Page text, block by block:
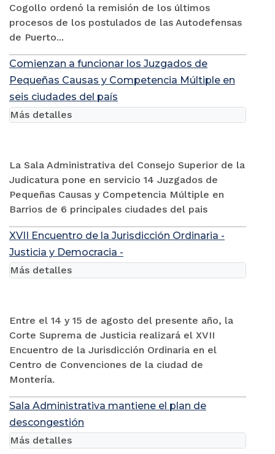
Cogollo ordenó la remisión de los últimos
procesos de los postulados de las Autodefensas
de Puerto...
Comienzan a funcionar los Juzgados de
Pequeñas Causas y Competencia Múltiple en
seis ciudades del país
La Sala Administrativa del Consejo Superior de la
Judicatura pone en servicio 14 Juzgados de
Pequeñas Causas y Competencia Múltiple en
Barrios de 6 principales ciudades del pais
Más detalles
XVII Encuentro de la Jurisdicción Ordinaria -
Justicia y Democracia -
Entre el 14 y 15 de agosto del presente año, la
Corte Suprema de Justicia realizará el XVII
Encuentro de la Jurisdicción Ordinaria en el
Centro de Convenciones de la ciudad de
Montería.
Más detalles
Sala Administrativa mantiene el plan de
descongestión
Más detalles